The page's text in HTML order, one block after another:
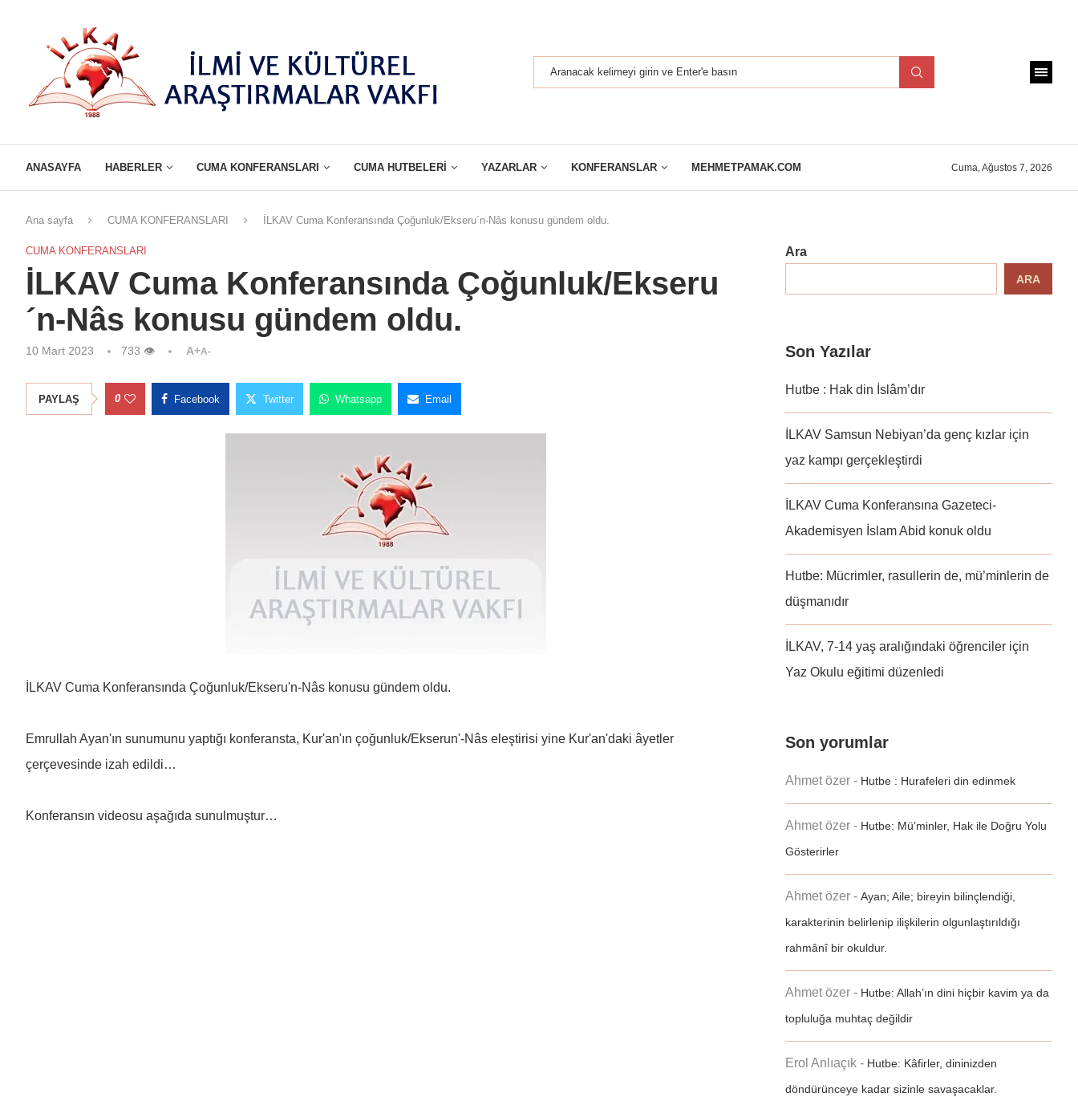
ANASAYFA HABERLER CUMA KONFERANSLARI CUMA HUTBELERI YAZARLAR KONFERANSLAR MEHMETPAMAK.COM Cuma, Ağustos 7, 2026
Ana sayfa CUMA KONFERANSLARI İLKAV Cuma Konferansında Çoğunluk/Ekseru´n-Nâs konusu gündem oldu.
CUMA KONFERANSLARI
İLKAV Cuma Konferansında Çoğunluk/Ekseru
´n-Nâs konusu gündem oldu.
10 Mart 2023 733 👁 A+A-
PAYLAŞ 0 Facebook Twitter Whatsapp Email
İLKAV Cuma Konferansında Çoğunluk/Ekseru'n-Nâs konusu gündem oldu.
Emrullah Ayan'ın sunumunu yaptığı konferansta, Kur'an'ın çoğunluk/Ekserun'-Nâs eleştirisi yine Kur'an'daki âyetler
çerçevesinde izah edildi…
Konferansın videosu aşağıda sunulmuştur…
Ara
ARA
Son Yazılar
Hutbe : Hak din İslâm’dır
İLKAV Samsun Nebiyan’da genç kızlar için
yaz kampı gerçekleştirdi
İLKAV Cuma Konferansına Gazeteci-
Akademisyen İslam Abid konuk oldu
Hutbe: Mücrimler, rasullerin de, mü’minlerin de
düşmanıdır
İLKAV, 7-14 yaş aralığındaki öğrenciler için
Yaz Okulu eğitimi düzenledi
Son yorumlar
Ahmet özer - Hutbe : Hurafeleri din edinmek
Ahmet özer - Hutbe: Mü’minler, Hak ile Doğru Yolu
Gösterirler
Ahmet özer -Ayan; Aile; bireyin bilinçlendiği,
karakterinin belirlenip ilişkilerin olgunlaştırıldığı
rahmânî bir okuldur.
Ahmet özer - Hutbe: Allah’ın dini hiçbir kavim ya da
topluluğa muhtaç değildir
Erol Anlıaçık - Hutbe: Kâfirler, dininizden
döndürünceye kadar sizinle savaşacaklar.